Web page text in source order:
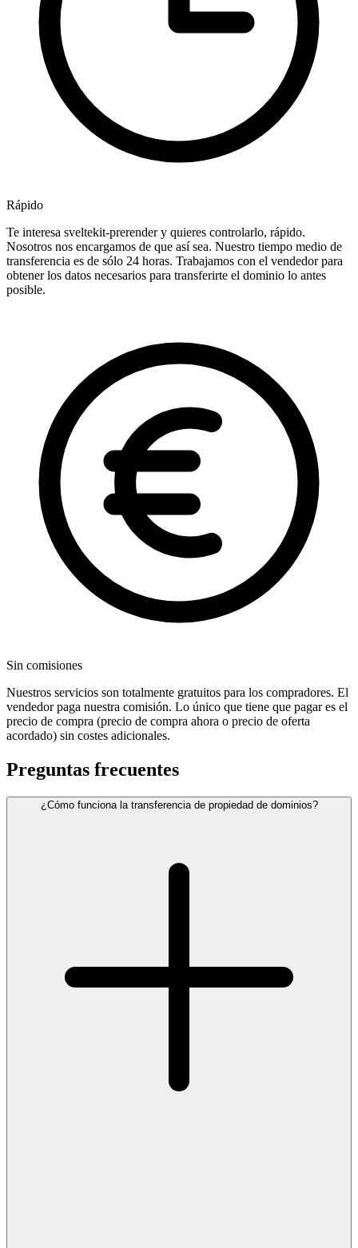
Rápido
Te interesa sveltekit-prerender y quieres controlarlo, rápido.
Nosotros nos encargamos de que así sea. Nuestro tiempo medio de
transferencia es de sólo 24 horas. Trabajamos con el vendedor para
obtener los datos necesarios para transferirte el dominio lo antes
posible.
Sin comisiones
Nuestros servicios son totalmente gratuitos para los compradores. El
vendedor paga nuestra comisión. Lo único que tiene que pagar es el
precio de compra (precio de compra ahora o precio de oferta
acordado) sin costes adicionales.
Preguntas frecuentes
¿Cómo funciona la transferencia de propiedad de dominios?